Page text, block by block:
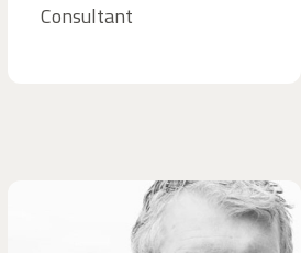
Consultant